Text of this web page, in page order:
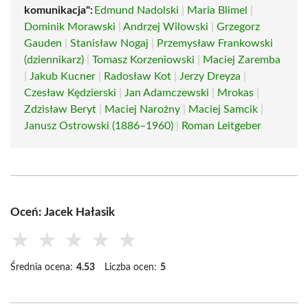
komunikacja": Edmund Nadolski Maria Blimel
Dominik Morawski
Andrzej Wilowski
Grzegorz
Gauden
Stanisław Nogaj
Przemysław Frankowski
(dziennikarz)
Tomasz Korzeniowski
Maciej Zaremba
Jakub Kucner Radosław Kot Jerzy Dreyza
Czesław Kędzierski
Jan Adamczewski Mrokas
Zdzisław Beryt
Maciej Narożny Maciej Samcik
Janusz Ostrowski (1886–1960)
Roman Leitgeber
Oceń: Jacek Hałasik
★ ★ ★ ★ ★
Średnia ocena: 4.53 Liczba ocen: 5